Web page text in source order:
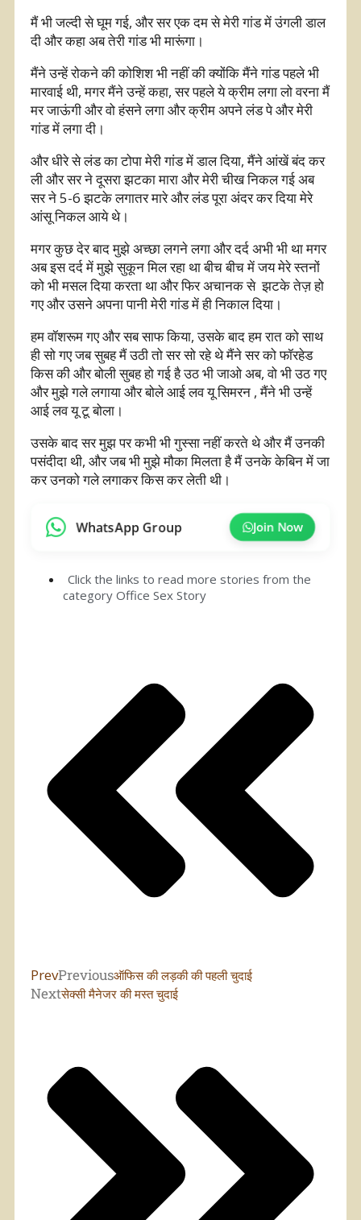
मैं भी जल्दी से घूम गई, और सर एक दम से मेरी गांड में उंगली डाल
दी और कहा अब तेरी गांड भी मारूंगा।
मैंने उन्हें रोकने की कोशिश भी नहीं की क्योंकि मैंने गांड पहले भी
मारवाई थी, मगर मैंने उन्हें कहा, सर पहले ये क्रीम लगा लो वरना मैं
मर जाऊंगी और वो हंसने लगा और क्रीम अपने लंड पे और मेरी
गांड में लगा दी।
और धीरे से लंड का टोपा मेरी गांड में डाल दिया, मैंने आंखें बंद कर
ली और सर ने दूसरा झटका मारा और मेरी चीख निकल गई अब
सर ने 5-6 झटके लगातर मारे और लंड पूरा अंदर कर दिया मेरे
आंसू निकल आये थे।
मगर कुछ देर बाद मुझे अच्छा लगने लगा और दर्द अभी भी था मगर
अब इस दर्द में मुझे सुकून मिल रहा था बीच बीच में जय मेरे स्तनों
को भी मसल दिया करता था और फिर अचानक से झटके तेज़ हो
गए और उसने अपना पानी मेरी गांड में ही निकाल दिया।
हम वॉशरूम गए और सब साफ किया, उसके बाद हम रात को साथ
ही सो गए जब सुबह मैं उठी तो सर सो रहे थे मैंने सर को फॉरहेड
किस की और बोली सुबह हो गई है उठ भी जाओ अब, वो भी उठ गए
और मुझे गले लगाया और बोले आई लव यू सिमरन , मैंने भी उन्हें
आई लव यू टू बोला।
उसके बाद सर मुझ पर कभी भी गुस्सा नहीं करते थे और मैं उनकी
पसंदीदा थी, और जब भी मुझे मौका मिलता है मैं उनके केबिन में जा
कर उनको गले लगाकर किस कर लेती थी।
WhatsApp Group Join Now
Click the links to read more stories from the
category Office Sex Story
PrevPreviousऑफिस की लड़की की पहली चुदाई
Nextसेक्सी मैनेजर की मस्त चुदाई